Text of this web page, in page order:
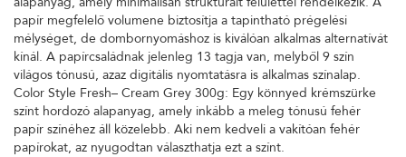
papír megfelelő volumene biztosítja a tapintható prégelési
mélységet, de dombornyomáshoz is kiválóan alkalmas alternatívát
kínál. A papírcsaládnak jelenleg 13 tagja van, melyből 9 szín
világos tónusú, azaz digitális nyomtatásra is alkalmas színalap.
Color Style Fresh– Cream Grey 300g: Egy könnyed krémszürke
színt hordozó alapanyag, amely inkább a meleg tónusú fehér
papír színéhez áll közelebb. Aki nem kedveli a vakítóan fehér
papírokat, az nyugodtan választhatja ezt a színt.